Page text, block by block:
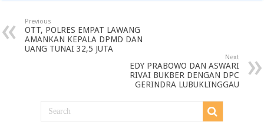
Previous
OTT, POLRES EMPAT LAWANG
AMANKAN KEPALA DPMD DAN
UANG TUNAI 32,5 JUTA
Next
EDY PRABOWO DAN ASWARI
RIVAI BUKBER DENGAN DPC
GERINDRA LUBUKLINGGAU